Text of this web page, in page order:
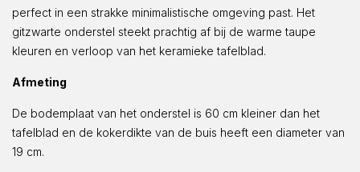
perfect in een strakke minimalistische omgeving past. Het
gitzwarte onderstel steekt prachtig af bij de warme taupe
kleuren en verloop van het keramieke tafelblad.
Afmeting
De bodemplaat van het onderstel is 60 cm kleiner dan het
tafelblad en de kokerdikte van de buis heeft een diameter van
19 cm.